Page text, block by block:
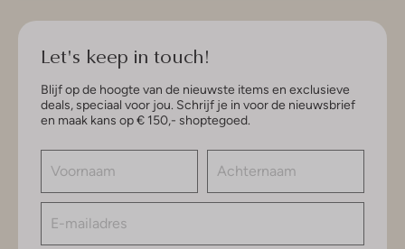
Let's keep in touch!
Blijf op de hoogte van de nieuwste items en exclusieve
deals, speciaal voor jou. Schrijf je in voor de nieuwsbrief
en maak kans op € 150,- shoptegoed.